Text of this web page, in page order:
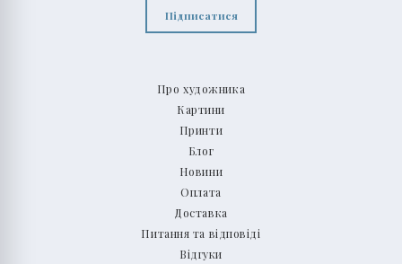
Про художника
Картини
Принти
Блог
Новини
Оплата
Доставка
Питання та відповіді
Відгуки
Підписатися